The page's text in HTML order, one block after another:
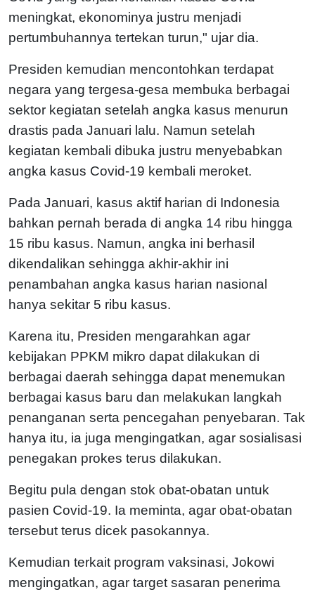
meningkat, ekonominya justru menjadi
pertumbuhannya tertekan turun," ujar dia.
Presiden kemudian mencontohkan terdapat
negara yang tergesa-gesa membuka berbagai
sektor kegiatan setelah angka kasus menurun
drastis pada Januari lalu. Namun setelah
kegiatan kembali dibuka justru menyebabkan
angka kasus Covid-19 kembali meroket.
Pada Januari, kasus aktif harian di Indonesia
bahkan pernah berada di angka 14 ribu hingga
15 ribu kasus. Namun, angka ini berhasil
dikendalikan sehingga akhir-akhir ini
penambahan angka kasus harian nasional
hanya sekitar 5 ribu kasus.
Karena itu, Presiden mengarahkan agar
kebijakan PPKM mikro dapat dilakukan di
berbagai daerah sehingga dapat menemukan
berbagai kasus baru dan melakukan langkah
penanganan serta pencegahan penyebaran. Tak
hanya itu, ia juga mengingatkan, agar sosialisasi
penegakan prokes terus dilakukan.
Begitu pula dengan stok obat-obatan untuk
pasien Covid-19. Ia meminta, agar obat-obatan
tersebut terus dicek pasokannya.
Kemudian terkait program vaksinasi, Jokowi
mengingatkan, agar target sasaran penerima